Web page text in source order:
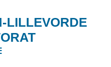
LILLEVORDE